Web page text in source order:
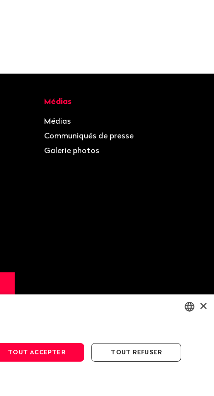
Médias
Médias
Communiqués de presse
Galerie photos
DEUTSCH
×
TOUT ACCEPTER TOUT REFUSER